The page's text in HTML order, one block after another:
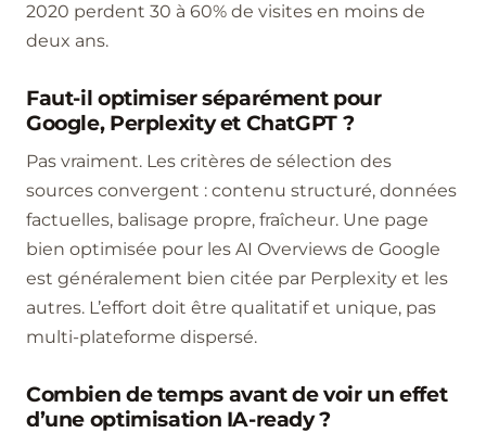
2020 perdent 30 à 60% de visites en moins de
deux ans.
Faut-il optimiser séparément pour
Google, Perplexity et ChatGPT ?
Pas vraiment. Les critères de sélection des
sources convergent : contenu structuré, données
factuelles, balisage propre, fraîcheur. Une page
bien optimisée pour les AI Overviews de Google
est généralement bien citée par Perplexity et les
autres. L’effort doit être qualitatif et unique, pas
multi-plateforme dispersé.
Combien de temps avant de voir un effet
d’une optimisation IA-ready ?